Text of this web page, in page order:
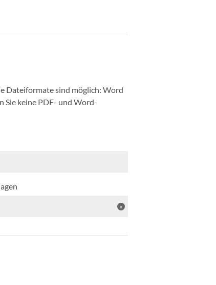
Dateiformate sind möglich: Word
Sie keine PDF- und Word-